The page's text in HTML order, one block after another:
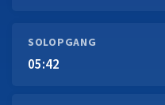
SOLOPGANG
05:42